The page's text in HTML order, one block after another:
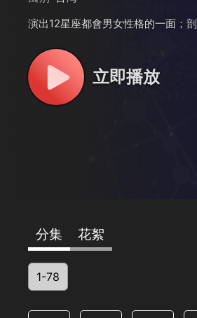
演出12星座都會男女性格的一面；
立即播放
分集 花絮
1-78